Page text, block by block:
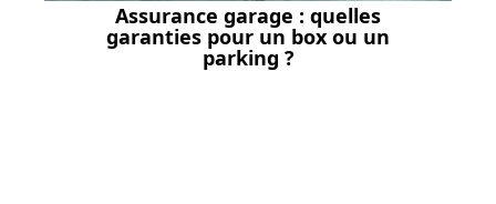
Assurance garage : quelles
garanties pour un box ou un
parking ?